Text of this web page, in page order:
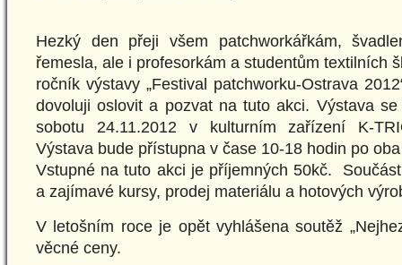
Hezký den přeji všem patchworkářkám,
řemesla, ale i profesorkám a studentům textilních
ročník výstavy „Festival patchworku-Ostrava
dovoluji oslovit a pozvat na tuto akci. Výstava
sobotu 24.11.2012 v kulturním zařízení K-
Výstava bude přístupna v čase 10-18 hodin po
Vstupné na tuto akci je příjemných 50kč.
a zajímavé kursy, prodej materiálu a hotových
V letošním roce je opět vyhlášena soutěž
věcné ceny.